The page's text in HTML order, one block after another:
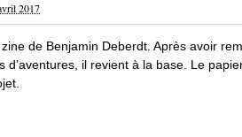
2017
de Benjamin Deberdt. Après avoir
d’aventures, il revient à la base. Le